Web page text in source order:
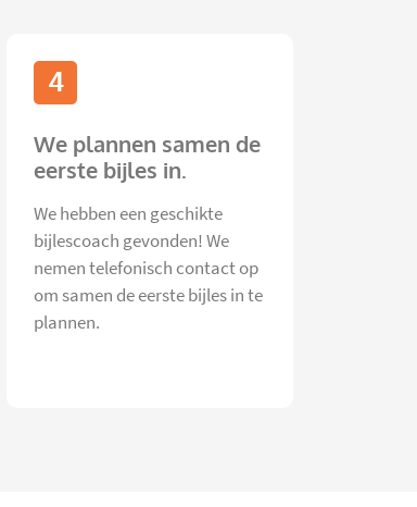
4
We plannen samen de
eerste bijles in.
We hebben een geschikte
bijlescoach gevonden! We
nemen telefonisch contact op
om samen de eerste bijles in te
plannen.